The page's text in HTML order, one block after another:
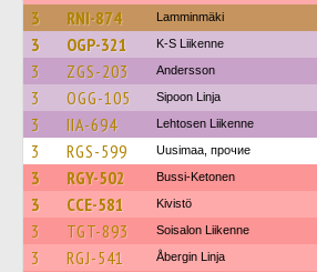
3 RNI-874 Lamminmäki
3 OGP-321 K-S Liikenne
3 ZGS-203 Andersson
3 OGG-105 Sipoon Linja
3 IIA-694 Lehtosen Liikenne
3 RGS-599 Uusimaa, прочие
3 RGY-502 Bussi-Ketonen
3 CCE-581 Kivistö
3 TGT-893 Soisalon Liikenne
3 RGJ-541 Åbergin Linja